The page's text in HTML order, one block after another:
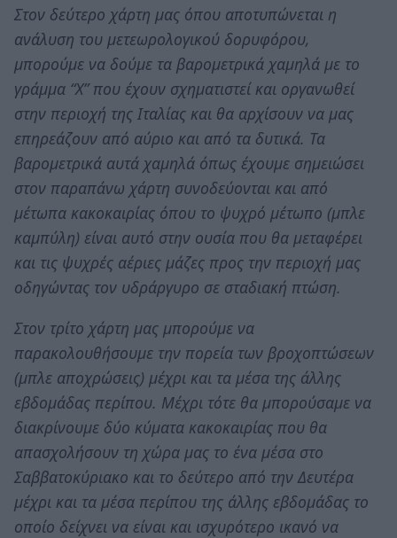
Στον δεύτερο χάρτη μας όπου αποτυπώνεται η
ανάλυση του μετεωρολογικού δορυφόρου,
μπορούμε να δούμε τα βαρομετρικά χαμηλά με το
γράμμα “Χ” που έχουν σχηματιστεί και οργανωθεί
στην περιοχή της Ιταλίας και θα αρχίσουν να μας
επηρεάζουν από αύριο και από τα δυτικά. Τα
βαρομετρικά αυτά χαμηλά όπως έχουμε σημειώσει
στον παραπάνω χάρτη συνοδεύονται και από
μέτωπα κακοκαιρίας όπου το ψυχρό μέτωπο (μπλε
καμπύλη) είναι αυτό στην ουσία που θα μεταφέρει
και τις ψυχρές αέριες μάζες προς την περιοχή μας
οδηγώντας τον υδράργυρο σε σταδιακή πτώση.
Στον τρίτο χάρτη μας μπορούμε να
παρακολουθήσουμε την πορεία των βροχοπτώσεων
(μπλε αποχρώσεις) μέχρι και τα μέσα της άλλης
εβδομάδας περίπου. Μέχρι τότε θα μπορούσαμε να
διακρίνουμε δύο κύματα κακοκαιρίας που θα
απασχολήσουν τη χώρα μας το ένα μέσα στο
Σαββατοκύριακο και το δεύτερο από την Δευτέρα
μέχρι και τα μέσα περίπου της άλλης εβδομάδας το
οποίο δείχνει να είναι και ισχυρότερο ικανό να